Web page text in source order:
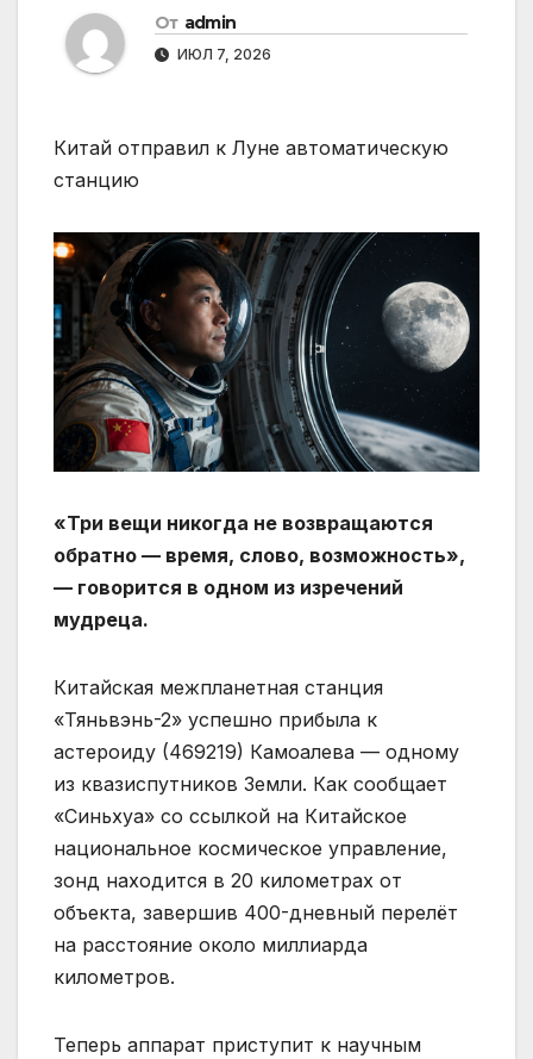
От admin
ИЮЛ 7, 2026
Китай отправил к Луне автоматическую
станцию
«Три вещи никогда не возвращаются
обратно — время, слово, возможность»,
— говорится в одном из изречений
мудреца.
Китайская межпланетная станция
«Тяньвэнь-2» успешно прибыла к
астероиду (469219) Камоалева — одному
из квазиспутников Земли. Как сообщает
«Синьхуа» со ссылкой на Китайское
национальное космическое управление,
зонд находится в 20 километрах от
объекта, завершив 400-дневный перелёт
на расстояние около миллиарда
километров.
Теперь аппарат приступит к научным